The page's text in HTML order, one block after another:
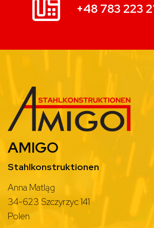
+48 783 223
AMIGO
Stahlkonstruktionen
Anna Matląg
34-623 Szczyrzyc 141
Polen